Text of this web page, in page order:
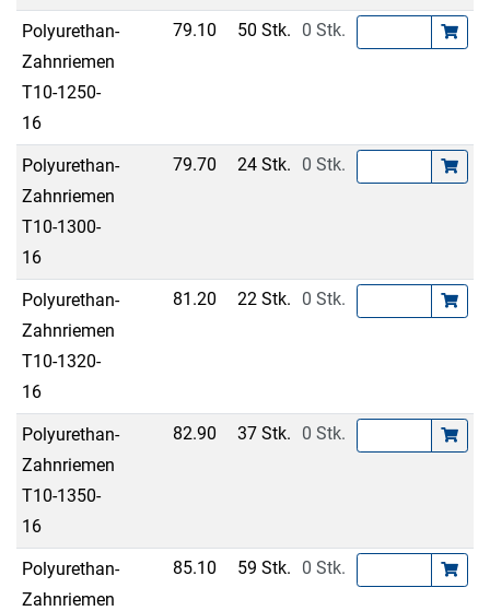
Polyurethan-
Zahnriemen
T10-1250-
16
79.10 50 Stk. 0 Stk.
Polyurethan-
Zahnriemen
T10-1300-
16
79.70 24 Stk. 0 Stk.
Polyurethan-
Zahnriemen
T10-1320-
16
81.20 22 Stk. 0 Stk.
Polyurethan-
Zahnriemen
T10-1350-
16
82.90 37 Stk. 0 Stk.
Polyurethan-
Zahnriemen
85.10 59 Stk. 0 Stk.